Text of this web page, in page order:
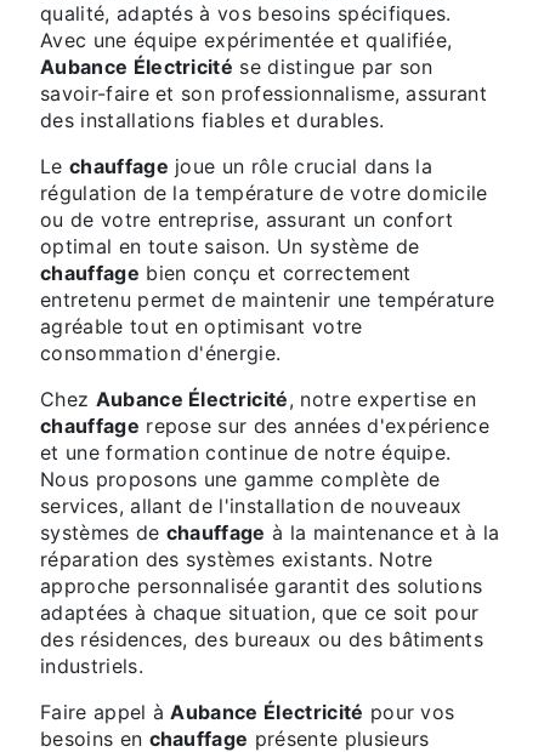
qualité, adaptés à vos besoins spécifiques.
Avec une équipe expérimentée et qualifiée,
Aubance Électricité se distingue par son
savoir-faire et son professionnalisme, assurant
des installations fiables et durables.
Le chauffage joue un rôle crucial dans la
régulation de la température de votre domicile
ou de votre entreprise, assurant un confort
optimal en toute saison. Un système de
chauffage bien conçu et correctement
entretenu permet de maintenir une température
agréable tout en optimisant votre
consommation d'énergie.
Chez Aubance Électricité, notre expertise en
chauffage repose sur des années d'expérience
et une formation continue de notre équipe.
Nous proposons une gamme complète de
services, allant de l'installation de nouveaux
systèmes de chauffage à la maintenance et à la
réparation des systèmes existants. Notre
approche personnalisée garantit des solutions
adaptées à chaque situation, que ce soit pour
des résidences, des bureaux ou des bâtiments
industriels.
Faire appel àAubance Électricité pour vos
besoins en chauffage présente plusieurs